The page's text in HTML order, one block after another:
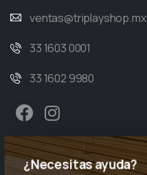
ventas@triplayshop.mx
33 1603 0001
33 1602 9980
¿Necesitas ayuda?